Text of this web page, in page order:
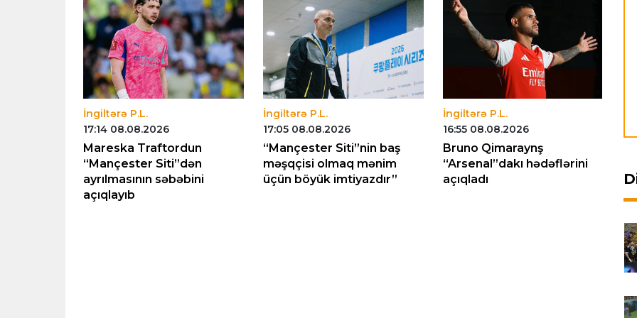
İngiltərə P.L.
17:14 08.08.2026
Mareska Traftordun
“Mançester Siti”dən
ayrılmasının səbəbini
açıqlayıb
İngiltərə P.L.
17:05 08.08.2026
“Mançester Siti”nin baş
məşqçisi olmaq mənim
üçün böyük imtiyazdır”
İngiltərə P.L.
16:55 08.08.2026
Bruno Qimaraynş
“Arsenal”dakı hədəflərini
açıqladı